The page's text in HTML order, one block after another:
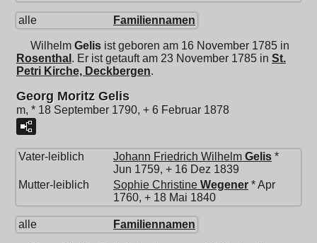
alle Familiennamen
Wilhelm Gelis ist geboren am 16 November 1785 in
Rosenthal . Er ist getauft am 23 November 1785 in St.
Petri Kirche, Deckbergen.
Georg Moritz Gelis
m, * 18 September 1790, + 6 Februar 1878
Vater-leiblich Johann Friedrich Wilhelm Gelis *
Jun 1759, + 16 Dez 1839
Mutter-leiblich
Sophie Christine Wegener * Apr
1760, + 18 Mai 1840
alle Familiennamen